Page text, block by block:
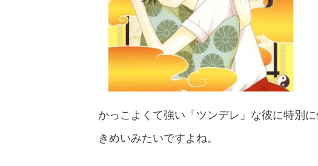
かっこよくて強い「ツンデレ」な彼に特別
きめいみたいですよね。